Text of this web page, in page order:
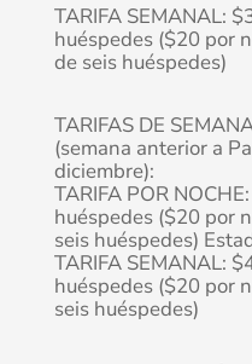
TARIFA SEMANAL:
huéspedes ($20 por
de seis huéspedes)
TARIFAS DE
(semana anterior a
diciembre):
TARIFA POR
huéspedes ($20 por
seis huéspedes)
TARIFA SEMANAL:
huéspedes ($20 por
seis huéspedes)